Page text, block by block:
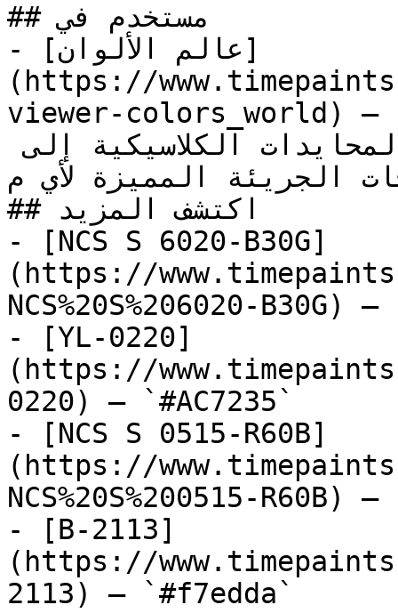
## مستخدم في
- [عالم الألوان]
(https://
viewer-colors_world) — مجموعة شاملة تغطي الطيف
الكامل من الألوان، من المحايدات الكلاسيكية إلى
الجريئة المميزة لأي م...
## اكتشف المزيد
- [NCS S 6020-B30G]
(https://
NCS%20S%206020-B30G)
- [YL-0220]
(https://
0220) — `#AC7235`
- [NCS S 0515-R60B]
(https://
NCS%20S%200515-R60B)
- [B-2113]
(https://
2113) — `#f7edda`